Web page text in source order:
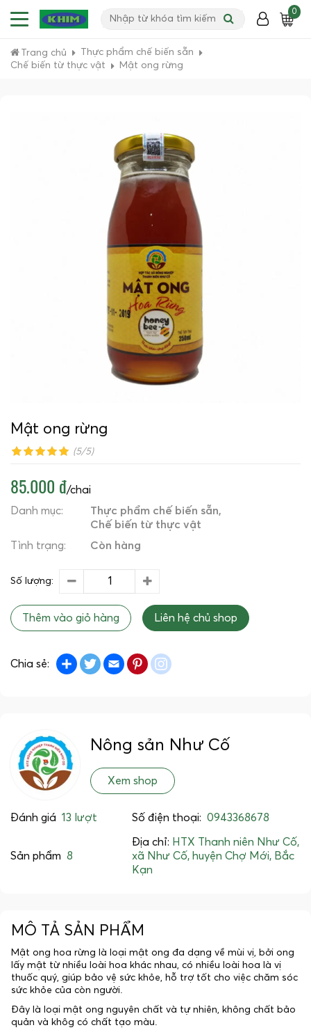
0
Trang chủ
Thực phẩm chế biến sẵn
Chế biến từ thực vật
Mật ong rừng
Mật ong rừng
(5/5)
85.000 đ/chai
Danh mục:
Thực phẩm chế biến sẵn
Chế biến từ thực vật
Tình trạng:
Còn hàng
Số lượng:
Thêm vào giỏ hàng Liên hệ chủ shop
Chia sẻ: Share TwitterEmail Pinterest
Nông sản Như Cố
Xem shop
Đánh giá 13 lượt Số điện thoại: 0943368678
Sản phẩm 8
Địa chỉ: HTX Thanh niên Như Cố,
xã Như Cố, huyện Chợ Mới, Bắc
Kạn
MÔ TẢ SẢN PHẨM
Mật ong hoa rừng là loại mật ong đa dạng về mùi vị, bởi ong
lấy mật từ nhiều loài hoa khác nhau, có nhiều loài hoa là vị
thuốc quý, giúp bảo vệ sức khỏe, hỗ trợ tốt cho việc chăm sóc
sức khỏe của còn người.
Đây là loại mật ong nguyên chất và tự nhiên, không chất bảo
quản và khôg có chất tạo màu.